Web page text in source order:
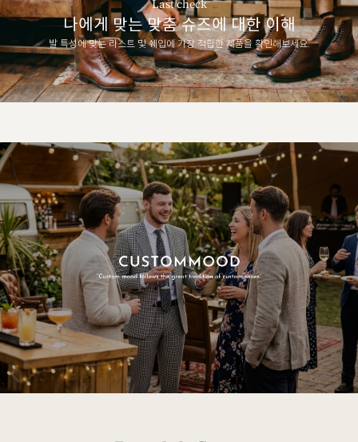
Last check
나에게 맞는 맞춤 슈즈에 대한 이해
발 특성에 맞는 라스트 및 쉐입에 가장 적합한 제품을 확인해보세요.